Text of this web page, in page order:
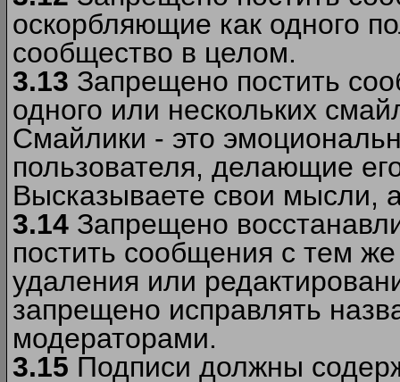
оскорбляющие как одного
сообщество в целом.
3.13 Запрещено постить
одного или нескольких
Смайлики - это
пользователя, делающие
Высказываете свои мысли,
3.14 Запрещено
постить сообщения с тем
удаления или
запрещено исправлять
модераторами.
3.15 Подписи должны